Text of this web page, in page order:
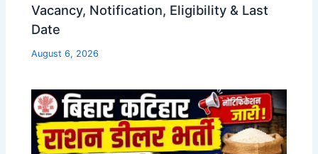
Vacancy, Notification, Eligibility & Last
Date
August 6, 2026